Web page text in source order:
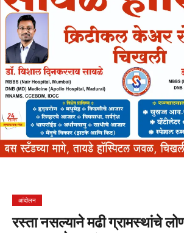
आंदोलन
रस्ता नसल्याने मढी ग्रामस्थांचे